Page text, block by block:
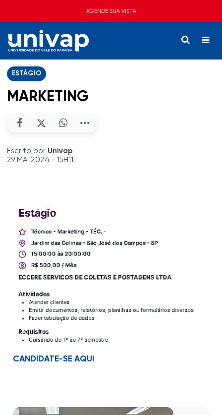
AGENDE SUA VISITA
ESTÁGIO
MARKETING
Escrito por Univap
29 MAI 2024 - 15H11
CANDIDATE-SE AQUI